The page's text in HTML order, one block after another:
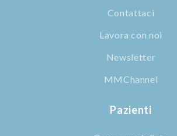
Contattaci
Lavora con noi
Newsletter
MMChannel
Pazienti